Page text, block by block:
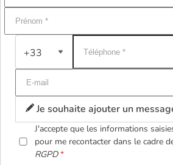
+33
Je souhaite ajouter un
J'accepte que les informations
pour me recontacter dans le cadre
RGPD